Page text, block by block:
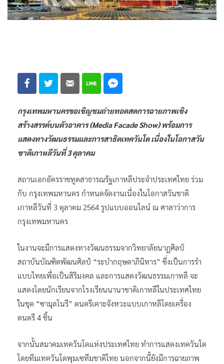
กรุงเทพมหานครขอเชิญชมถ่ายทอดสดการฉายภาพเชิง
สร้างสรรค์บนตัวอาคาร (Media Facade Show) พร้อมการ
แสดงทางวัฒนธรรมและการสาธิตเทควันโด เนื่องในโอกาสวัน
ชาติเกาหลีวันที่ 3 ตุลาคม
สถานเอกอัครราชทูตสาธารณรัฐเกาหลีประจำประเทศไทย ร่วม
กับ กรุงเทพมหานคร กำหนดจัดงานเนื่องในโอกาสวันชาติ
เกาหลีวันที่ 3 ตุลาคม 2564 รูปแบบออนไลน์ ณ ศาลาว่าการ
กรุงเทพมหานคร
ในงานจะมีการแสดงทางวัฒนธรรมจากวิทยาลัยนาฏศิลป์
สถาบันบัณฑิตพัฒนศิลป์ “ระบำกฤษดาภินิหาร” ซึ่งเป็นการรำ
แบบไทยเพื่อเป็นสิริมงคล และการแสดงวัฒนธรรมเกาหลี จะ
แสดงโดยนักเรียนจากโรงเรียนนานาชาติเกาหลีในประเทศไทย
ในชุด “ซามุลโนรี” ดนตรีเคาะจังหวะแบบเกาหลีโดยเครื่อง
ดนตรี 4 ชิ้น
จากนั้นสมาคมเทควันโดแห่งประเทศไทย ทำการแสดงเทควันโด
โดยทีมเทควันโดพุมเซทีมชาติไทย นอกจากนี้ยังมีการฉายภาพ